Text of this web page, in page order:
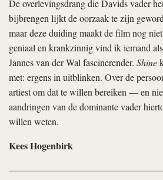
De overlevingsdrang die Davids vader
bijbrengen lijkt de oorzaak te zijn
maar deze duiding maakt de film nog
geniaal en krankzinnig vind ik iemand
Jannes van der Wal fascinerender. Shine
met: ergens in uitblinken. Over de
artiest om dat te willen bereiken — en
aandringen van de dominante vader
willen weten.
Kees Hogenbirk